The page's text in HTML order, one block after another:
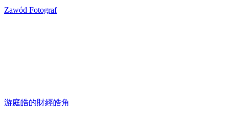
Zawód Fotograf
游庭皓的財經皓角